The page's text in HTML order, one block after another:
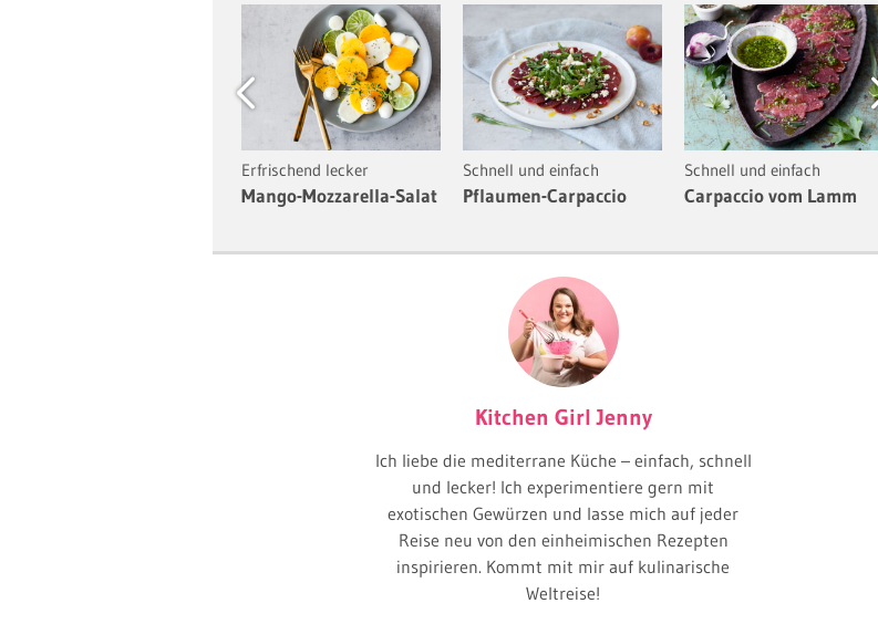
Previous
Erfrischend lecker
Mango-Mozzarella-Salat
Schnell und einfach
Pflaumen-Carpaccio
Schnell und einfach
Carpaccio vom Lamm
Next
Kitchen Girl Jenny
Ich liebe die mediterrane Küche – einfach, schnell
und lecker! Ich experimentiere gern mit
exotischen Gewürzen und lasse mich auf jeder
Reise neu von den einheimischen Rezepten
inspirieren. Kommt mit mir auf kulinarische
Weltreise!